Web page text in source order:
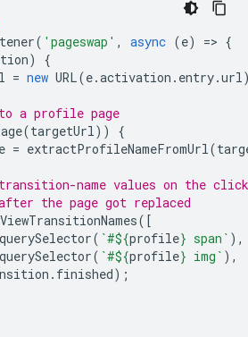
( 'pageswap' , async (e) => {
)
{
= new URL(e.activation . entry.url
a profile page
(targetUrl ))
{
= extractProfileNameFromUrl (
name values on the
the page got replaced
([
querySelector( `#${profile} span` ),
querySelector( `#${profile} img` ),
. finished);